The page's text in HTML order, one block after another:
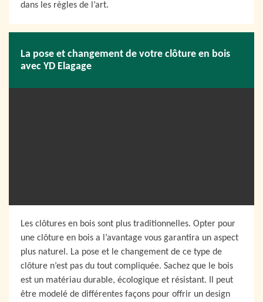
dans les règles de l’art.
La pose et changement de votre clôture en bois
avec YD Elagage
Les clôtures en bois sont plus traditionnelles. Opter pour
une clôture en bois a l’avantage vous garantira un aspect
plus naturel. La pose et le changement de ce type de
clôture n’est pas du tout compliquée. Sachez que le bois
est un matériau durable, écologique et résistant. Il peut
être modelé de différentes façons pour offrir un design